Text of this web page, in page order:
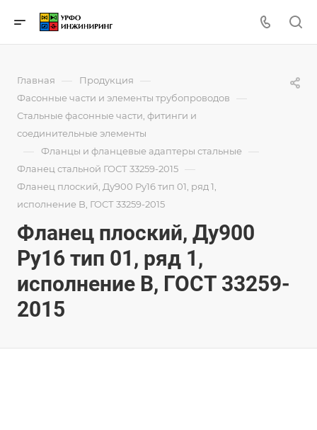
Главная — Продукция —
Фасонные части и элементы трубопроводов —
Стальные фасонные части, фитинги и
соединительные элементы
— Фланцы и фланцевые адаптеры стальные —
Фланец стальной ГОСТ 33259-2015 —
Фланец плоский, Ду900 Ру16 тип 01, ряд 1,
исполнение B, ГОСТ 33259-2015
Фланец плоский, Ду900
Ру16 тип 01, ряд 1,
исполнение B, ГОСТ 33259-
2015